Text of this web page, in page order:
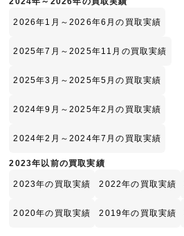
2026年1月～2026年6月の買取実績
2025年7月～2025年11月の買取実績
2025年3月～2025年5月の買取実績
2024年9月～2025年2月の買取実績
2024年2月～2024年7月の買取実績
2023年以前の買取実績
2023年の買取実績 2022年の買取実績
2020年の買取実績 2019年の買取実績